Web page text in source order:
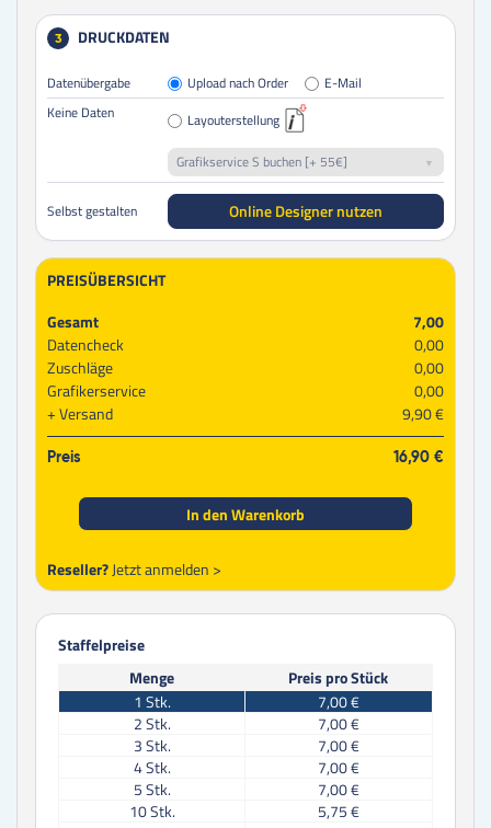
3 DRUCKDATEN
Datenübergabe Upload nach Order
E-Mail
Keine Daten
Layouterstellung
Grafikservice S buchen [+ 55€]
Selbst gestalten Online Designer nutzen
PREISÜBERSICHT
Gesamt
7,00
Datencheck
0,00
Zuschläge
0,00
Grafikerservice
0,00
Versand
9,90 €
Preis 16,90 €
In den Warenkorb
Reseller?Jetzt anmelden >
Staffelpreise
Menge
Preis pro Stück
1 Stk.
7,00 €
2Stk.
7,00 €
3Stk.
7,00 €
4Stk.
7,00 €
5Stk.
7,00 €
10Stk.
5,75 €